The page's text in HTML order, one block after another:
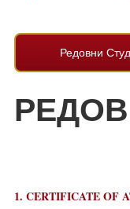
Редовни
1. CERTIFICATE OF